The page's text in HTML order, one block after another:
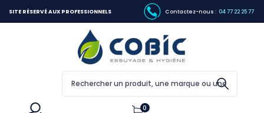
SITE RÉSERVÉ AUX PROFESSIONNELS Contactez-nous : 04 77 22 25 77
0